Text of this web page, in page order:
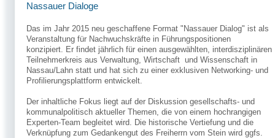
Nassauer Dialoge
Das im Jahr 2015 neu geschaffene Format "Nassauer Dialog" ist als
Veranstaltung für Nachwuchskräfte in Führungspositionen
konzipiert. Er findet jährlich für einen ausgewählten, interdisziplinären
Teilnehmerkreis aus Verwaltung, Wirtschaft und Wissenschaft in
Nassau/Lahn statt und hat sich zu einer exklusiven Networking- und
Profilierungsplattform entwickelt.
Der inhaltliche Fokus liegt auf der Diskussion gesellschafts- und
kommunalpolitisch aktueller Themen, die von einem hochrangigen
Experten-Team begleitet wird. Die historische Vertiefung und die
Verknüpfung zum Gedankengut des Freiherrn vom Stein wird ggfs.